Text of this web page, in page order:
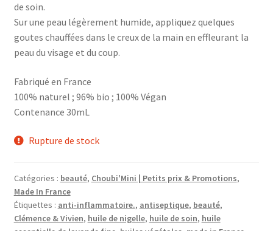
de soin.
Sur une peau légèrement humide, appliquez quelques
goutes chauffées dans le creux de la main en effleurant la
peau du visage et du coup.
Fabriqué en France
100% naturel ; 96% bio ; 100% Végan
Contenance 30mL
Rupture de stock
Catégories : beauté, Choubi'Mini | Petits prix & Promotions,
Made In France
Étiquettes : anti-inflammatoire., antiseptique, beauté,
Clémence & Vivien, huile de nigelle, huile de soin, huile